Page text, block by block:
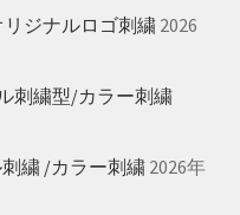
リジナルロゴ刺繍 2026
刺繍型/カラー刺繍
繍 /カラー刺繍 2026年